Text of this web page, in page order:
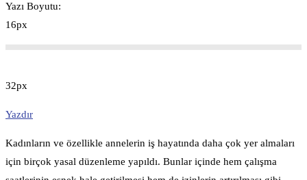
Yazı Boyutu:
16px
32px
Yazdır
Kadınların ve özellikle annelerin iş hayatında daha çok yer almaları
için birçok yasal düzenleme yapıldı. Bunlar içinde hem çalışma